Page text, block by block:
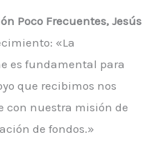
Poco Frecuentes, Jesús
«La
es fundamental para
que recibimos nos
con nuestra misión de
de fondos.»